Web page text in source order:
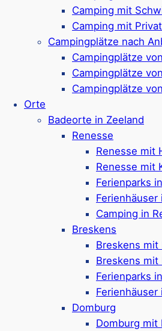
Camping mit
Camping mit
Campingplätze nach
Campingplätze
Campingplätze
Campingplätze
Orte
Badeorte in Zeeland
Renesse
Renesse mit
Renesse mit
Ferienparks
Ferienhäuser
Camping in
Breskens
Breskens mit
Breskens mit
Ferienparks
Ferienhäuser
Domburg
Domburg mit
Viele Einrichtungen:
Kidsclub, Bowling &
Ca. 1 km bis zum Strand
Google Rezensionen:
Bewertungen)
Mehr
Strandpark
Kleiner Ferienpark in
von Middelburg entfernt
Angebot aus Tiny
Auch Ferienbungalows
Die Ferienunterkünfte
Personen geeignet
Max. 1 Hund in den
Ca. 75 Meter vom
Dishoeker Strand ist